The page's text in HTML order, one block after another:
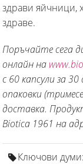
здрави яйчници,
здpaвe.
Поръчайте сега
онлайн на
с 60 капсули за
опаковки
доставка.
Biotica 1961 на
Ключови думи: